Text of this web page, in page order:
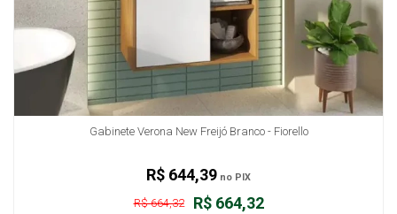
Gabinete Verona New Freijó Branco - Fiorello
R$ 664,32
R$ 664,32
R$ 644,39 no PIX